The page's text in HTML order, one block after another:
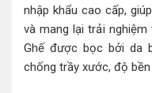
nhập khẩu cao cấp,
và mang lại trải
Ghế được bọc bởi da
chống trầy xước, độ